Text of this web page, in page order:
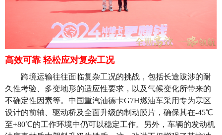
高效可靠 轻松应对复杂工况
跨境运输往往面临复杂工况的挑战，包括长途跋涉的耐
久性考验、多变地形的适应性要求，以及气候变化所带来的
不确定性因素等。中国重汽汕德卡G7H燃油车采用专为寒区
设计的前轴、驱动桥及全面升级的制动膜片，确保其在-45℃
至+80℃的工作环境中仍可以稳定工作。另外，车辆的发动机